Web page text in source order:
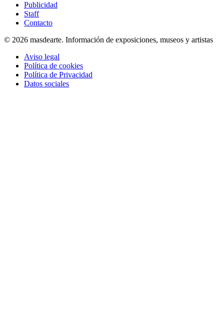
Publicidad
Staff
Contacto
© 2026 masdearte. Información de exposiciones, museos y artistas
Aviso legal
Política de cookies
Política de Privacidad
Datos sociales